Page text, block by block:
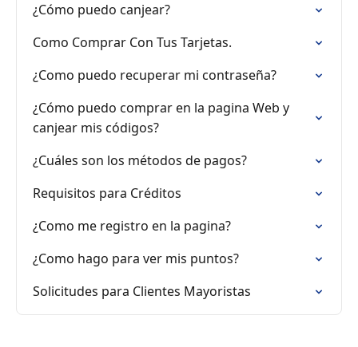
¿Cómo puedo canjear?
Como Comprar Con Tus Tarjetas.
¿Como puedo recuperar mi contraseña?
¿Cómo puedo comprar en la pagina Web y
canjear mis códigos?
¿Cuáles son los métodos de pagos?
Requisitos para Créditos
¿Como me registro en la pagina?
¿Como hago para ver mis puntos?
Solicitudes para Clientes Mayoristas